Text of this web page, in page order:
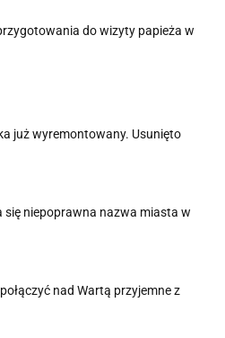
do wizyty papieża w
już wyremontowany. Usunięto
się niepoprawna nazwa miasta w
nad Wartą przyjemne z